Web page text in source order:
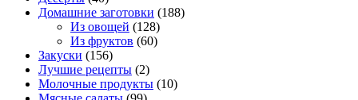
Домашние заготовки (188)
Из овощей (128)
Из фруктов (60)
Закуски (156)
Лучшие рецепты (2)
Молочные продукты (10)